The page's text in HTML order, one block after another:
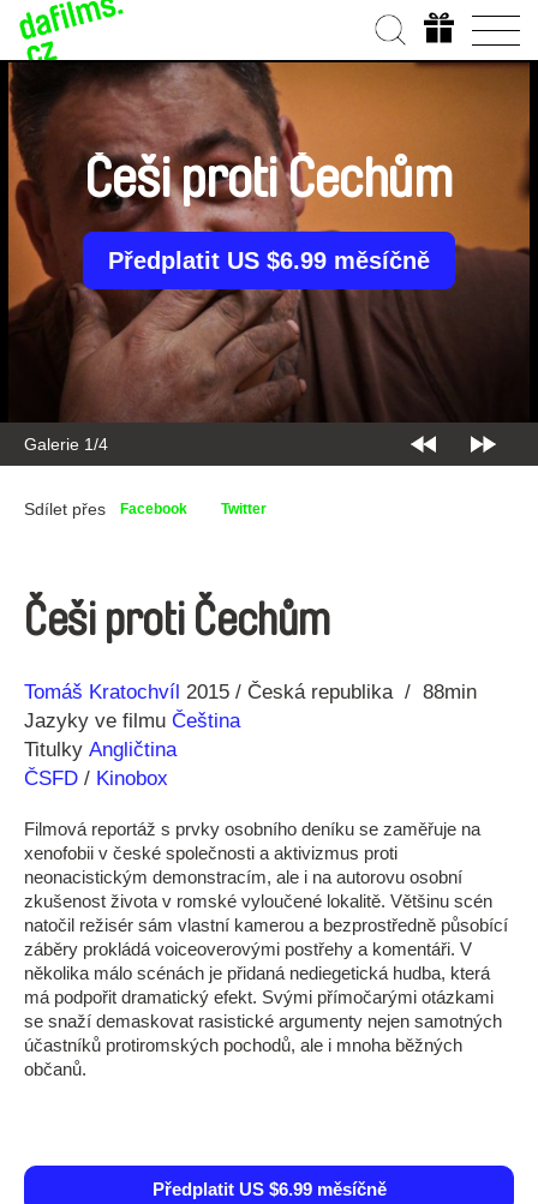
Galerie 1/4
Češi proti Čechům
Předplatit US $6.99 měsíčně
Sdílet přes Facebook Twitter
Češi proti Čechům
Režie
Tomáš Kratochvíl
Rok 2015 Česká republika
88min
Jazyky ve filmu Čeština
Titulky Angličtina
ČSFD / Kinobox
Filmová reportáž s prvky osobního deníku se zaměřuje na
xenofobii v české společnosti a aktivizmus proti
neonacistickým demonstracím, ale i na autorovu osobní
zkušenost života v romské vyloučené lokalitě. Většinu scén
natočil režisér sám vlastní kamerou a bezprostředně působící
záběry prokládá voiceoverovými postřehy a komentáři. V
několika málo scénách je přidaná nediegetická hudba, která
má podpořit dramatický efekt. Svými přímočarými otázkami
se snaží demaskovat rasistické argumenty nejen samotných
účastníků protiromských pochodů, ale i mnoha běžných
občanů.
Předplatit US $6.99 měsíčně